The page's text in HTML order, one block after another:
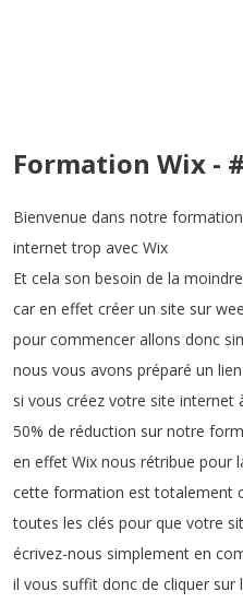
Formation Wix -
Bienvenue dans notre formation
internet trop avec Wix
Et cela son besoin de la moindre
car en effet créer un site sur
pour commencer allons donc
nous vous avons préparé un lien
si vous créez votre site internet
50% de réduction sur notre
en effet Wix nous rétribue pour
cette formation est totalement
toutes les clés pour que votre
écrivez-nous simplement en
il vous suffit donc de cliquer sur